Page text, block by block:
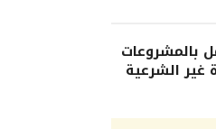
بالمشروعات
غير الشرعية